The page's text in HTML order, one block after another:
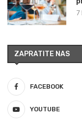
7
ZAPRATITE NAS
FACEBOOK
YOUTUBE